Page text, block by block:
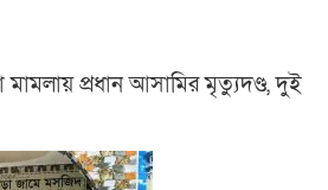
মামলায় প্রধান আসামির মৃত্যুদণ্ড, দুই